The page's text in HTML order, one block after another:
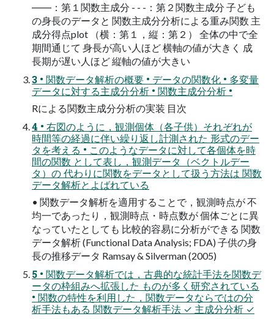
――：第１関数主成分 - - -：第２関数主成分 子ども
の身長のデータと 関数主成分分析による重み関数 主
成分得点plot （横：第１，縦：第２） 全体の中で全
期間通じて 身長が高い人ほど 横軸の値が大きく 成
長期が遅い人ほど 縦軸の値が大きい
3 • 関数データ解析の概要 • データの関数化 • 多変量
データに対する主成分分析 • 関数主成分分析 •
Rによる関数主成分分析の実装 目次
4 • 右図のように，観測個体（各子供）それぞれが
時間等の経過に伴い繰り返し計測された 形式のデー
タを考える • このようなデータに対して各個体を時
間の関数 として表し，観測データ（ベクトルデー
タ）の 代わりに関数をデータとして扱う方法は 関数
データ解析とよばれている
• 関数データ解析を適用することで，観測時点が 不
均一であったり，観測時点・時点数が 個体ごとに異
なっていたとしても 比較的容易に分析ができる 関数
データ解析 (Functional Data Analysis; FDA) 子供の身
長の推移データ Ramsay & Silverman (2005)
5 • 関数データ解析では，古典的な統計手法を関数デ
ータの枠組みへ拡張した ものが多く研究されている
• 関数の特性を利用した，関数データならではの分
析手法もある 関数データ解析手法 ✓ 主成分分析 ✓